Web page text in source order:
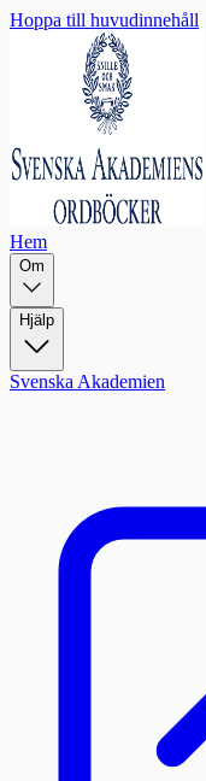
Hoppa till huvudinnehåll
Hem
Om
Hjälp
Svenska Akademien